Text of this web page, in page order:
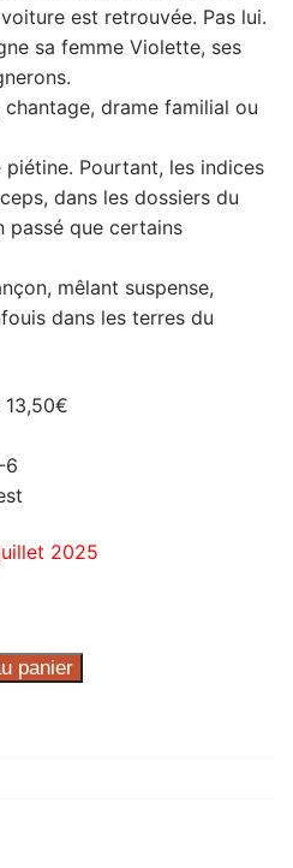
est retrouvée. Pas lui.
sa femme Violette, ses
chantage, drame familial ou
piétine. Pourtant, les indices
dans les dossiers du
passé que certains
mêlant suspense,
dans les terres du
6
2025
panier